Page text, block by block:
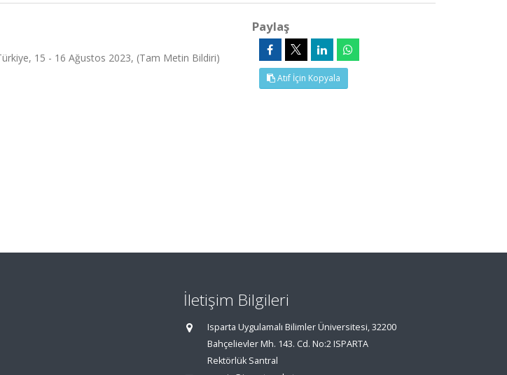
15 - 16 Ağustos 2023, (Tam Metin Bildiri)
Paylaş
Atıf İçin Kopyala
İletişim Bilgileri
Isparta Uygulamalı Bilimler Üniversitesi, 32200
Bahçelievler Mh. 143. Cd. No:2 ISPARTA
Rektörlük Santral